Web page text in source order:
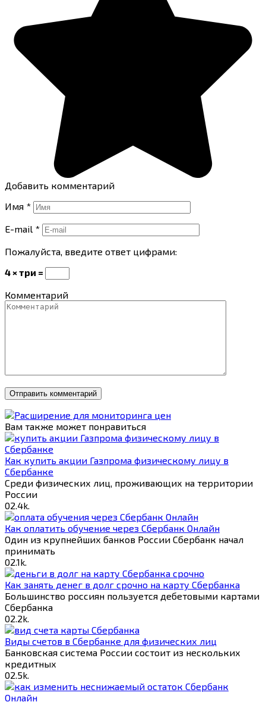
Добавить комментарий
Имя *
E-mail *
Пожалуйста, введите ответ цифрами:
4 × три =
Комментарий
Вам также может понравиться
Как купить акции Газпрома физическому лицу в
Сбербанке
Среди физических лиц, проживающих на территории
России
02.4k.
Как оплатить обучение через Сбербанк Онлайн
Один из крупнейших банков России Сбербанк начал
принимать
02.1k.
Как занять денег в долг срочно на карту Сбербанка
Большинство россиян пользуется дебетовыми картами
Сбербанка
02.2k.
Виды счетов в Сбербанке для физических лиц
Банковская система России состоит из нескольких
кредитных
02.5k.